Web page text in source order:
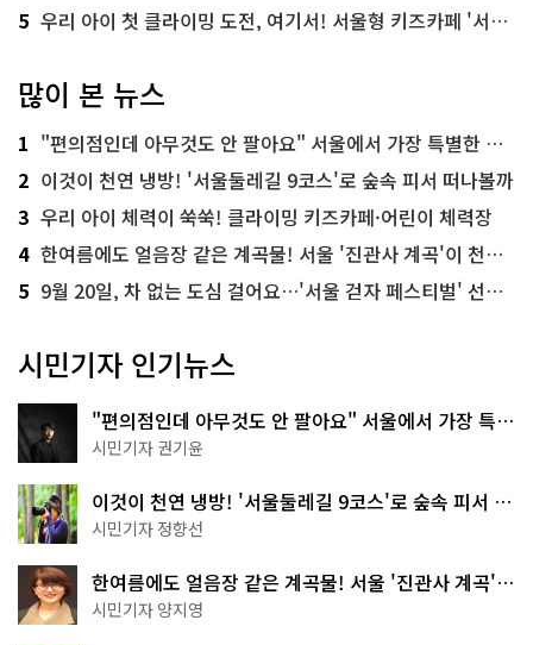
5 우리 아이 첫 클라이밍 도전, 여기서! 서울형 키즈카페 '서울가족플라자점'
많이 본 뉴스
1 "편의점인데 아무것도 안 팔아요" 서울에서 가장 특별한 편의점의 정체
2 이것이 천연 냉방! '서울둘레길 9코스'로 숲속 피서 떠나볼까
3 우리 아이 체력이 쑥쑥! 클라이밍 키즈카페·어린이 체력장
4 한여름에도 얼음장 같은 계곡물! 서울 '진관사 계곡'이 천국이네~
5 9월 20일, 차 없는 도심 걸어요…'서울 걷자 페스티벌' 선착순 5천명
시민기자 인기뉴스
"편의점인데 아무것도 안 팔아요" 서울에서 가장 특별
한 편의점의 정체
시민기자 권기윤
이것이 천연 냉방! '서울둘레길 9코스'로 숲속 피서 떠
나볼까
시민기자 정향선
한여름에도 얼음장 같은 계곡물! 서울 '진관사 계곡'이
천국이네~
시민기자 양지영